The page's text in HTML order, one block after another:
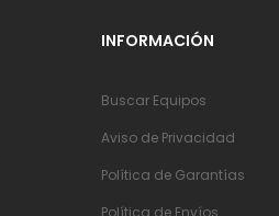
INFORMACIÓN
Buscar Equipos
Aviso de Privacidad
Política de Garantías